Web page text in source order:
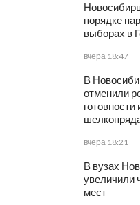
порядке
выборах в
вчера 18:47
В
отменили
вчера 18:21
В вузах
увеличили
мест